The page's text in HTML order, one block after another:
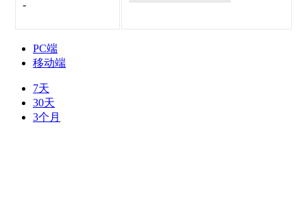
-
PC端
移动端
7天
30天
3个月